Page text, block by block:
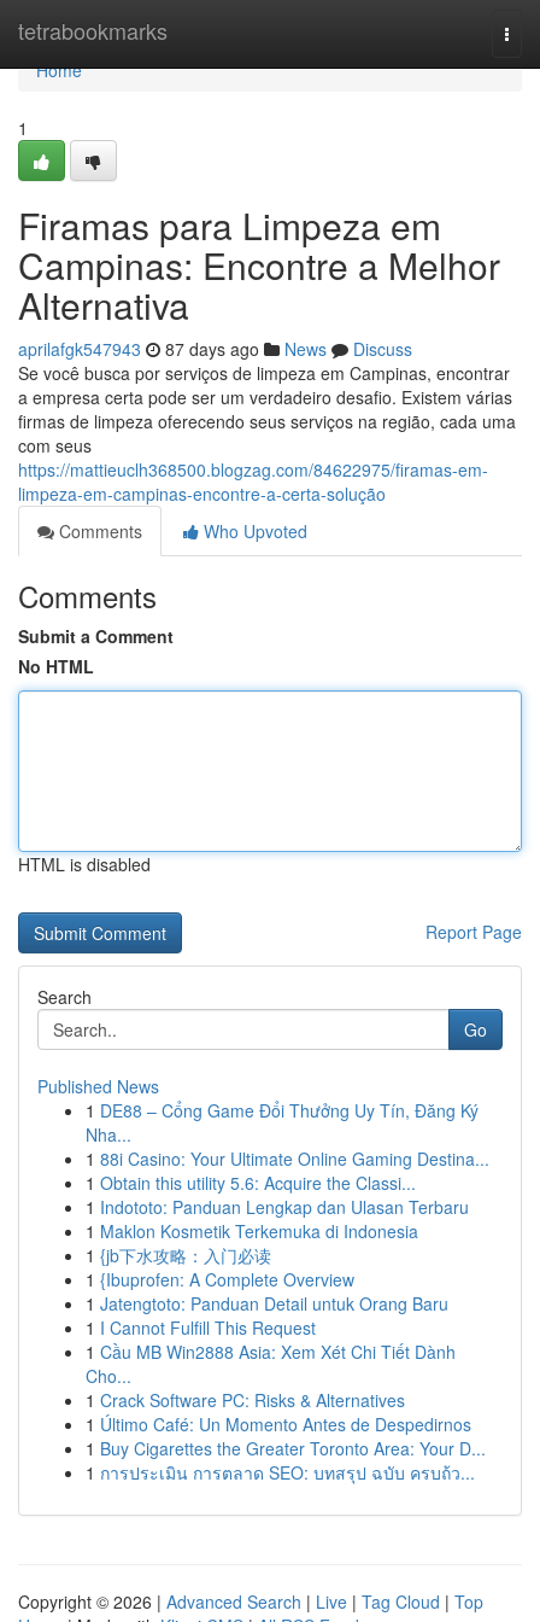
tetrabookmarks
Home
Home
1
Firamas para Limpeza em
Campinas: Encontre a Melhor
Alternativa
aprilafgk547943 87 days ago News
Discuss
Se você busca por serviços de limpeza em Campinas, encontrar
a empresa certa pode ser um verdadeiro desafio. Existem várias
firmas de limpeza oferecendo seus serviços na região, cada uma
com seus
https://mattieuclh368500.blogzag.com/84622975/firamas-em-
limpeza-em-campinas-encontre-a-certa-solução
Comments
Who Upvoted
Comments
Submit a Comment
No HTML
HTML is disabled
Report Page
Search
Go
Published News
1 DE88 – Cổng Game Đổi Thưởng Uy Tín, Đăng Ký
Nha...
1 88i Casino: Your Ultimate Online Gaming Destina...
1 Obtain this utility 5.6: Acquire the Classi...
1 Indototo: Panduan Lengkap dan Ulasan Terbaru
1 Maklon Kosmetik Terkemuka di Indonesia
1 {jb下水攻略：入门必读
1 {Ibuprofen: A Complete Overview
1 Jatengtoto: Panduan Detail untuk Orang Baru
1 I Cannot Fulfill This Request
1 Cầu MB Win2888 Asia: Xem Xét Chi Tiết Dành
Cho...
1 Crack Software PC: Risks & Alternatives
1 Último Café: Un Momento Antes de Despedirnos
1 Buy Cigarettes the Greater Toronto Area: Your D...
1 การประเมิน การตลาด SEO: บทสรุป ฉบับ ครบถ้ว...
Copyright © 2026 | Advanced Search | Live | Tag Cloud | Top